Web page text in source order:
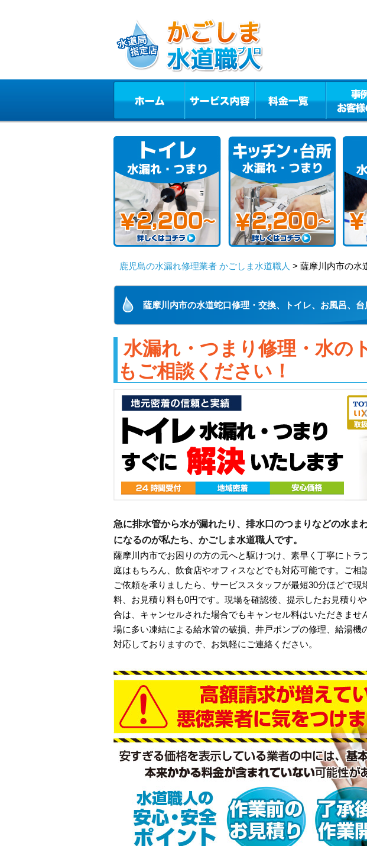
鹿児島の水漏れ修理業者 かごしま水道職人 > 薩摩川内市の水
薩摩川内市の水道蛇口修理・交換、トイレ、お風呂、
水漏れ・つまり修理・水の
もご相談ください！
急に排水管から水が漏れたり、排水口のつまりなどの水ま
になるのが私たち、かごしま水道職人です。
薩摩川内市でお困りの方の元へと駆けつけ、素早く丁寧にトラ
庭はもちろん、飲食店やオフィスなどでも対応可能です。ご相
ご依頼を承りましたら、サービススタッフが最短30分ほどで
料、お見積り料も0円です。現場を確認後、提示したお見積り
合は、キャンセルされた場合でもキャンセル料はいただきませ
場に多い凍結による給水管の破損、井戸ポンプの修理、給湯機
対応しておりますので、お気軽にご連絡ください。